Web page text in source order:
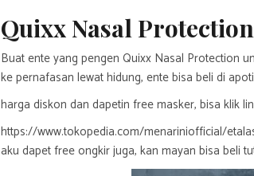
Quixx Nasal
Buat ente yang pengen Quixx Nasal Protection
ke pernafasan lewat hidung, ente bisa beli di
harga diskon dan dapetin free masker, bisa klik
https://www.tokopedia.com/menariniofficial/
aku dapet free ongkir juga, kan mayan bisa beli